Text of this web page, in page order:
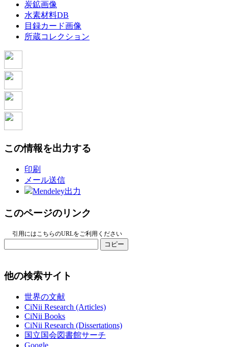
炭鉱画像
水素材料DB
目録カード画像
所蔵コレクション
この情報を出力する
印刷
メール送信
Mendeley出力
このページのリンク
引用にはこちらのURLをご利用ください
コピー
他の検索サイト
世界の文献
CiNii Research (Articles)
CiNii Books
CiNii Research (Dissertations)
国立国会図書館サーチ